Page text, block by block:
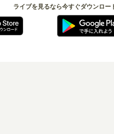
ライブを見るなら今すぐダウンロー